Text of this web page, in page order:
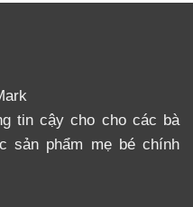
tin cậy cho cho các bà
sản phẩm mẹ bé chính